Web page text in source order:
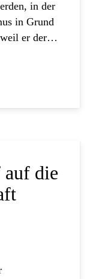
in der
in Grund
weil er der…
die